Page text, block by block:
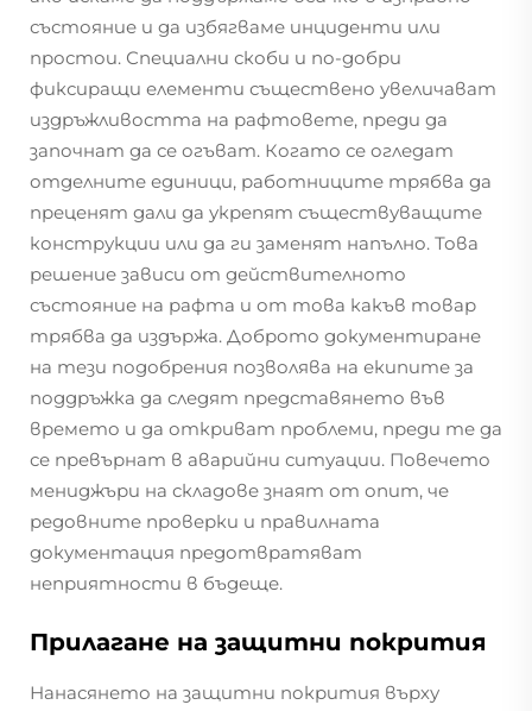
състояние и да избягваме инциденти или
простои. Специални скоби и по-добри
фиксиращи елементи съществено увеличават
издръжливостта на рафтовете, преди да
започнат да се огъват. Когато се огледат
отделните единици, работниците трябва да
преценят дали да укрепят съществуващите
конструкции или да ги заменят напълно. Това
решение зависи от действителното
състояние на рафта и от това какъв товар
трябва да издържа. Доброто документиране
на тези подобрения позволява на екипите за
поддръжка да следят представянето във
времето и да откриват проблеми, преди те да
се превърнат в аварийни ситуации. Повечето
мениджъри на складове знаят от опит, че
редовните проверки и правилната
документация предотвратяват
неприятности в бъдеще.
Прилагане на защитни покрития
Нанасянето на защитни покрития върху